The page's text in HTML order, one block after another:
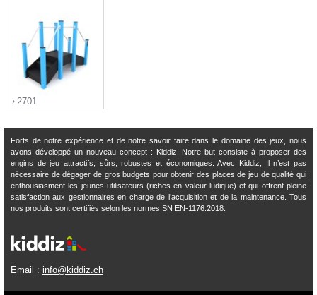
2701
">
Forts de notre expérience et de notre savoir faire dans le domaine des jeux, nous
avons développé un nouveau concept : Kiddiz. Notre but consiste à proposer des
engins de jeu attractifs, sûrs, robustes et économiques. Avec Kiddiz, Il n’est pas
nécessaire de dégager de gros budgets pour obtenir des places de jeu de qualité qui
enthousiasment les jeunes utilisateurs (riches en valeur ludique) et qui offrent pleine
satisfaction aux gestionnaires en charge de l’acquisition et de la maintenance. Tous
nos produits sont certifiés selon les normes SN EN-1176:2018.
Email : info@kiddiz.ch